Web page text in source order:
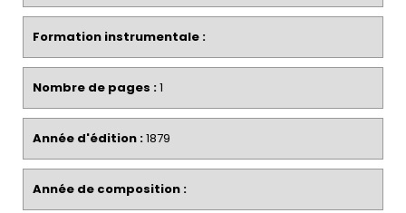
Formation instrumentale :
Nombre de pages :1
Année d'édition :1879
Année de composition :